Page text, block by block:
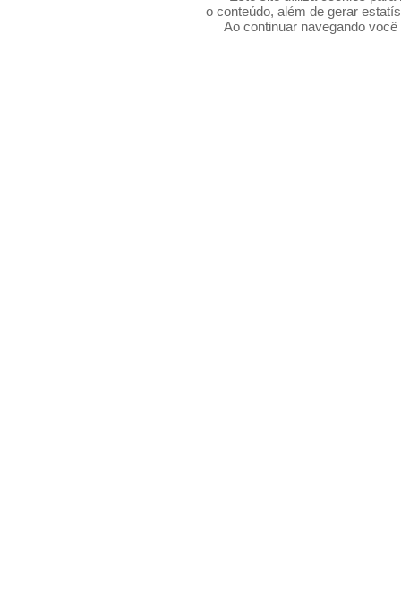
o conteúdo, além de gerar
Ao continuar navegando